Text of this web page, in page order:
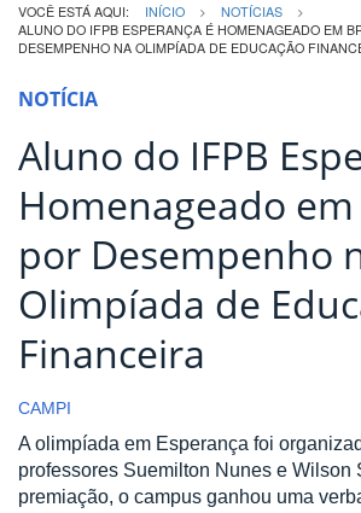
VOCÊ ESTÁ AQUI: INÍCIO
NOTÍCIAS
ALUNO DO IFPB ESPERANÇA É HOMENAGEADO EM
DESEMPENHO NA OLIMPÍADA DE EDUCAÇÃO
NOTÍCIA
Aluno do IFPB
Homenageado
por Desempenho
Olimpíada de
Financeira
CAMPI
A olimpíada em Esperança foi
professores Suemilton Nunes e Wilson
premiação, o campus ganhou uma